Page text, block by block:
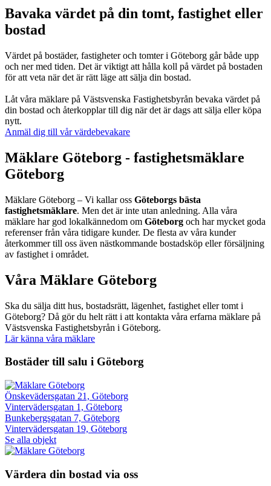
Bavaka värdet på din tomt, fastighet eller
bostad
Värdet på bostäder, fastigheter och tomter i Göteborg går både upp
och ner med tiden. Det är viktigt att hålla koll på värdet på bostaden
för att veta när det är rätt läge att sälja din bostad.
Låt våra mäklare på Västsvenska Fastighetsbyrån bevaka värdet på
din bostad och återkopplar till dig när det är dags att sälja eller köpa
nytt.
Anmäl dig till vår värdebevakare
Mäklare Göteborg - fastighetsmäklare
Göteborg
Mäklare Göteborg – Vi kallar oss Göteborgs bästa
fastighetsmäklare. Men det är inte utan anledning. Alla våra
mäklare har god lokalkännedom om Göteborg och har mycket goda
referenser från våra tidigare kunder. De flesta av våra kunder
återkommer till oss även nästkommande bostadsköp eller försäljning
av fastighet i området.
Våra Mäklare Göteborg
Ska du sälja ditt hus, bostadsrätt, lägenhet, fastighet eller tomt i
Göteborg? Då gör du helt rätt i att kontakta våra erfarna mäklare på
Västsvenska Fastighetsbyrån i Göteborg.
Lär känna våra mäklare
Bostäder till salu i Göteborg
Önskevädersgatan 21, Göteborg
Vintervädersgatan 1, Göteborg
Bunkebergsgatan 7, Göteborg
Vintervädersgatan 19, Göteborg
Se alla objekt
Värdera din bostad via oss